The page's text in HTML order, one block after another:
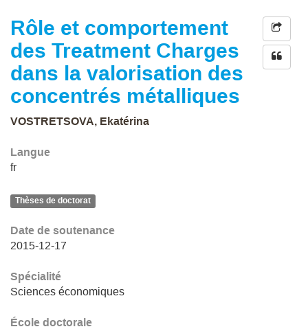
Rôle et comportement
des Treatment Charges
dans la valorisation des
concentrés métalliques
VOSTRETSOVA, Ekatérina
Langue
fr
Thèses de doctorat
Date de soutenance
2015-12-17
Spécialité
Sciences économiques
École doctorale